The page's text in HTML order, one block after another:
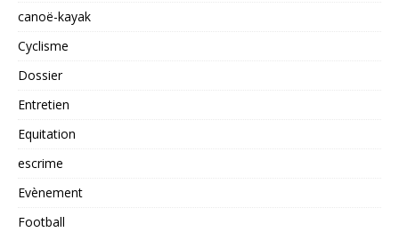
canoë-kayak
Cyclisme
Dossier
Entretien
Equitation
escrime
Evènement
Football